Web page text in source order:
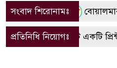
সংবাদ শিরোনামঃ
প্রতিনিধি নিয়োগঃএটি একটি